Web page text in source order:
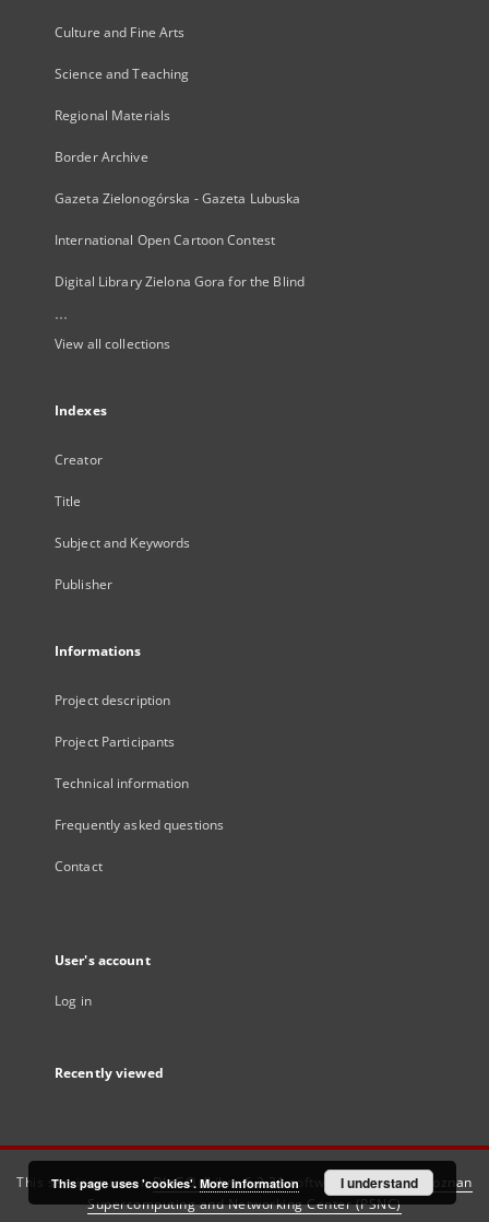
Culture and Fine Arts
Science and Teaching
Regional Materials
Border Archive
Gazeta Zielonogórska - Gazeta Lubuska
International Open Cartoon Contest
Digital Library Zielona Gora for the Blind
...
View all collections
Indexes
Creator
Title
Subject and Keywords
Publisher
Informations
Project description
Project Participants
Technical information
Frequently asked questions
Contact
User's account
Log in
Recently viewed
This service runs onDInGO dLibra 6.3.21software created by
Poznan
Supercomputing and Networking Center (PSNC)
This page uses 'cookies'. More information I understand